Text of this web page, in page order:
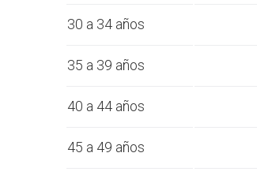
30 a 34 años
35 a 39 años
40 a 44 años
45 a 49 años